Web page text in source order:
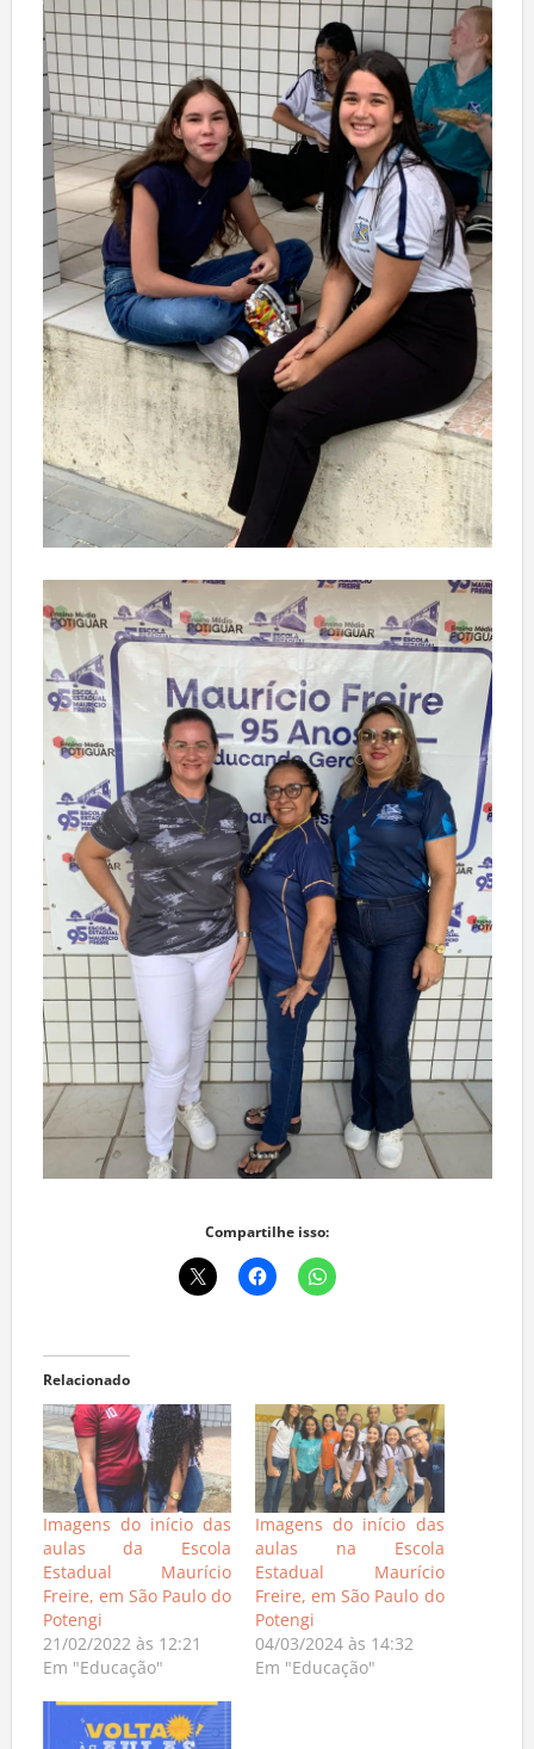
Compartilhe isso:
Relacionado
Imagens do início das
aulas da Escola
Estadual Maurício
Freire, em São Paulo do
Potengi
21/02/2022 às 12:21
Em "Educação"
Imagens do início das
aulas na Escola
Estadual Maurício
Freire, em São Paulo do
Potengi
04/03/2024 às 14:32
Em "Educação"